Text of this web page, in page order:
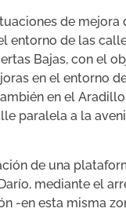
de
entorno de las
Bajas, con el
en el entorno
en el
paralela a la
de una
mediante el
-en esta misma